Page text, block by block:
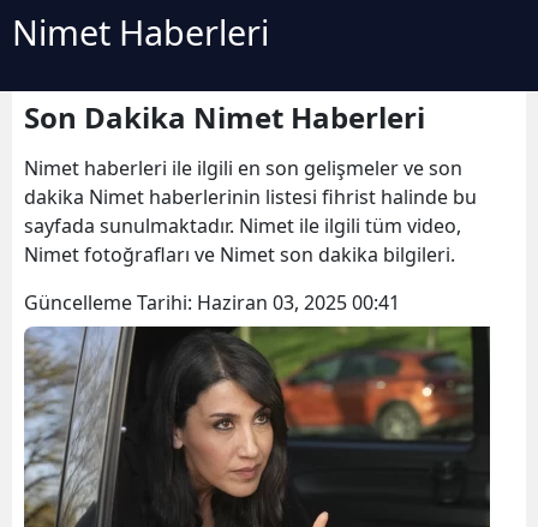
Nimet Haberleri
Son Dakika Nimet Haberleri
Nimet haberleri ile ilgili en son gelişmeler ve son
dakika Nimet haberlerinin listesi fihrist halinde bu
sayfada sunulmaktadır. Nimet ile ilgili tüm video,
Nimet fotoğrafları ve Nimet son dakika bilgileri.
Güncelleme Tarihi: Haziran 03, 2025 00:41